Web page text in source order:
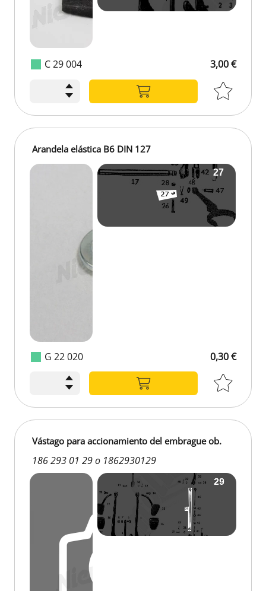
C 29 004 3,00 €
G 22 020
Arandela elástica B6 DIN 127
0,30 €
Vástago para accionamiento del embrague ob.
186 293 01 29 o 1862930129